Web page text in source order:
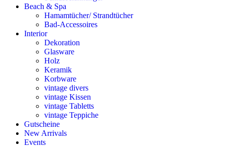
Beach & Spa
Hamamtücher/ Strandtücher
Bad-Accessoires
Interior
Dekoration
Glasware
Holz
Keramik
Korbware
vintage divers
vintage Kissen
vintage Tabletts
vintage Teppiche
Gutscheine
New Arrivals
Events